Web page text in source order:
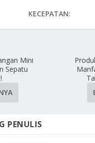
KECEPATAN:
Mini
Sepatu
PENULIS